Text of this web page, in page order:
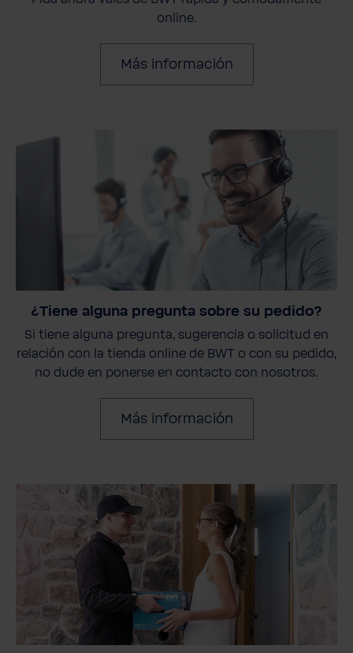
online.
Más información
¿Tiene alguna pregunta sobre su pedido?
Si tiene alguna pregunta, sugerencia o solicitud en
relación con la tienda online de BWT o con su pedido,
no dude en ponerse en contacto con nosotros.
Más información